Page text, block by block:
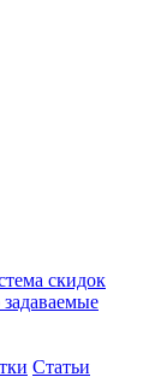
скидок
задаваемые
Статьи